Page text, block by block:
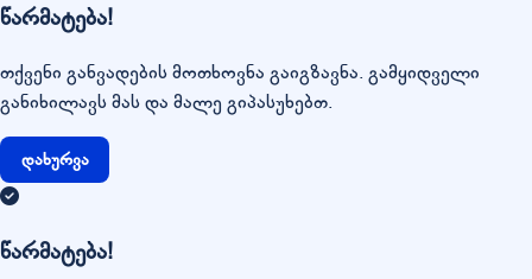
წარმატება!
თქვენი განვადების მოთხოვნა გაიგზავნა. გამყიდველი
განიხილავს მას და მალე გიპასუხებთ.
დახურვა
წარმატება!